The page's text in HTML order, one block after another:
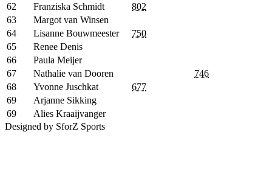
62
Franziska Schmidt
802
63
Margot van Winsen
64
Lisanne Bouwmeester
750
65
Renee Denis
66
Paula Meijer
67
Nathalie van Dooren
746
68
Yvonne Juschkat
677
69
Arjanne Sikking
69
Alies Kraaijvanger
Designed by SforZ Sports